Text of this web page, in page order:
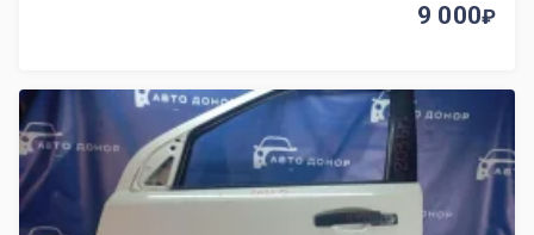
9 000